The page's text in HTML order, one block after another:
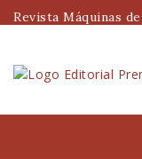
Revista Máquinas